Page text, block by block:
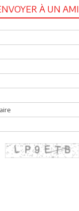
À UN AMI